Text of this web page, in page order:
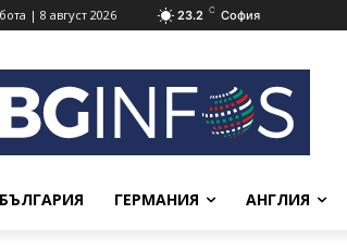
| 8 август 2026 23.2 C София
БЪЛГАРИЯ ГЕРМАНИЯ АНГЛИЯ